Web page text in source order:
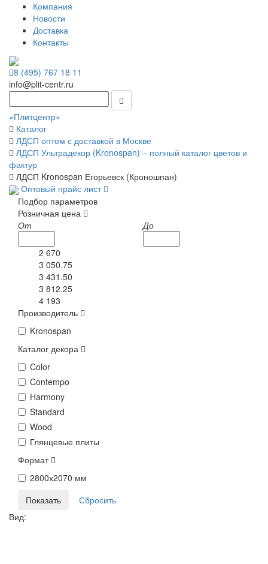
Компания
Новости
Доставка
Контакты
8 (495) 767 18 11
info@plit-centr.ru
«Плитцентр»
Каталог
ЛДСП оптом с доставкой в Москве
ЛДСП Ультрадекор (Kronospan) – полный каталог цветов и
фактур
ЛДСП Kronospan Егорьевск (Кроношпан)
Оптовый прайс лист
Подбор параметров
Розничная цена
От
До
2 670
3 050.75
3 431.50
3 812.25
4 193
Производитель
Kronospan
Каталог декора
Color
Contempo
Harmony
Standard
Wood
Глянцевые плиты
Формат
2800х2070 мм
Вид: